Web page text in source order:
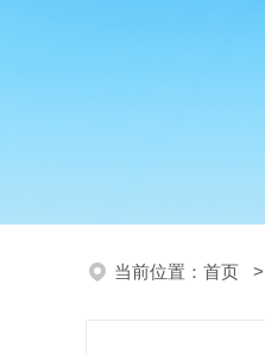
当前位置： 首页 >